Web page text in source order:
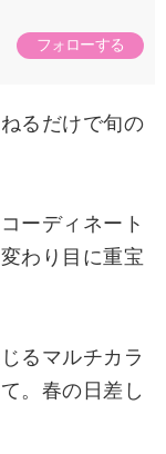
フォローする
るだけで旬の
ーディネート
わり目に重宝
るマルチカラ
。春の日差し